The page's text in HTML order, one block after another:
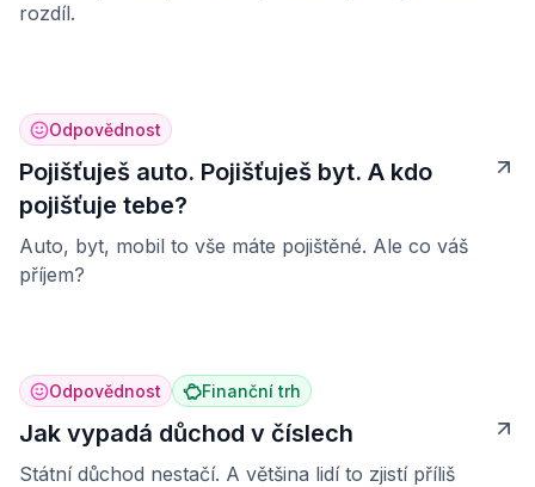
rozdíl.
Odpovědnost
Pojišťuješ auto. Pojišťuješ byt. A kdo
pojišťuje tebe?
Auto, byt, mobil to vše máte pojištěné. Ale co váš
příjem?
Odpovědnost Finanční trh
Jak vypadá důchod v číslech
Státní důchod nestačí. A většina lidí to zjistí příliš